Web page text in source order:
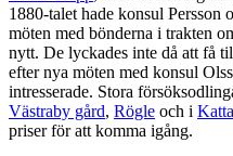
1880-talet hade konsul Persson
möten med bönderna i trakten
nytt. De lyckades inte då att få
efter nya möten med konsul
intresserade. Stora
Västraby gård, Rögle och i
priser för att komma igång.